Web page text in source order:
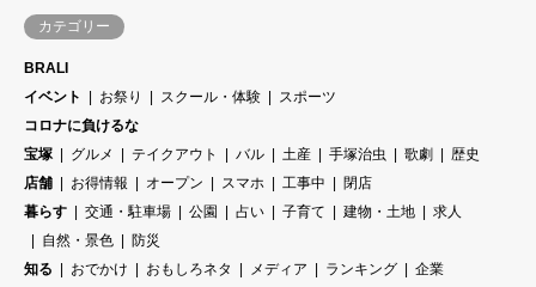
カテゴリー
BRALI
イベント
お祭り スクール・体験
スポーツ
コロナに負けるな
宝塚
グルメ テイクアウト バル 土産 手塚治虫 歌劇
歴史
店舗
お得情報 オープン スマホ 工事中
閉店
暮らす
交通・駐車場 公園 占い 子育て 建物・土地
求人
自然・景色
防災
知る
おでかけ おもしろネタ メディア ランキング
企業